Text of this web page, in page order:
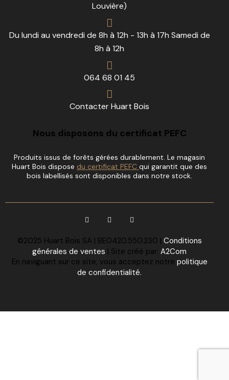
Louvière)
Du lundi au vendredi de 8h à 12h - 13h à 17h Samedi de
8h à 12h
064 68 01 45
Contacter Huart Bois
Nous disposons du certificat PEFC
Produits issus de forêts gérées durablement. Le magasin
Huart Bois dispose du certificat PEFC qui garantit que des
bois labellisés sont disponibles dans notre stock.
©2025 Huart Bois SA | BE0420.550.230 | Conditions
générales de ventes | Site créé par: A2Com
En naviguant sur ce site, vous acceptez notre politique
de confidentialité.